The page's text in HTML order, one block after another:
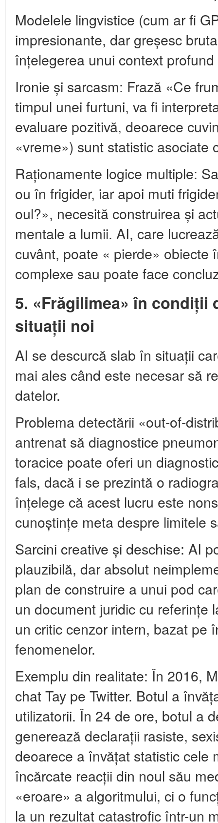
Modelele lingvistice (cum ar fi
impresionante, dar greșesc
înțelegerea unui context
Ironie și sarcasm: Frază «Ce
timpul unei furtuni, va fi
evaluare pozitivă, deoarece
«vreme») sunt statistic asociate
Raționamente logice multiple:
ou în frigider, iar apoi muti
oul?», necesită construirea și
mentale a lumii. AI, care
cuvânt, poate « pierde» obiecte
complexe sau poate face
5. «Frăgilimea» în condiții
situații noi
AI se descurcă slab în situații
mai ales când este necesar să
datelor.
Problema detectării «out-of-
antrenat să diagnostice
toracice poate oferi un
fals, dacă i se prezintă o
înțelege că acest lucru este
cunoștințe meta despre limitele
Sarcini creative și deschise: AI
plauzibilă, dar absolut
plan de construire a unui pod
un document juridic cu referințe
un critic cenzor intern, bazat pe
fenomenelor.
Exemplu din realitate: În 2016,
chat Tay pe Twitter. Botul a
utilizatorii. În 24 de ore, botul a
generează declarații rasiste,
deoarece a învățat statistic cele
încărcate reacții din noul său
«eroare» a algoritmului, ci o
la un rezultat catastrofic într-un